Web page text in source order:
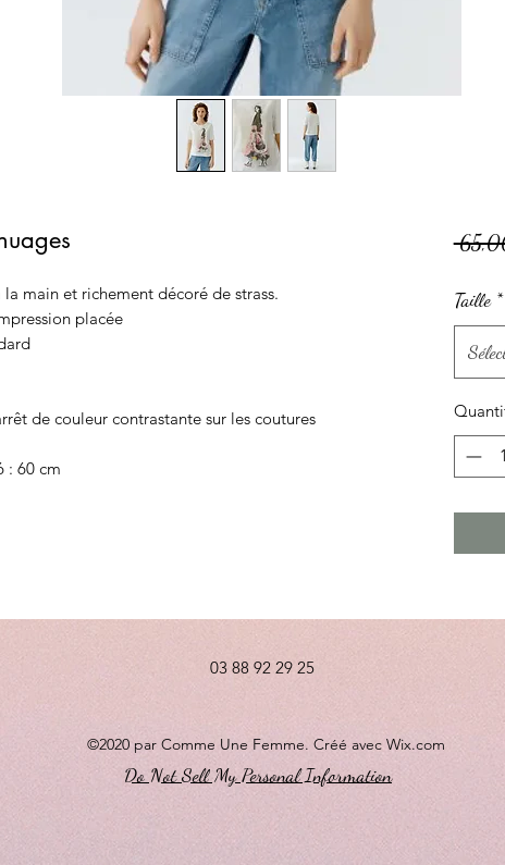
main et richement décoré de strass.
placée
de couleur contrastante sur les coutures
: 60 cm
Taille *
03 88 92 29 25
©2020 par Comme Une Femme. Créé avec Wix.com
Do Not Sell My Personal Information